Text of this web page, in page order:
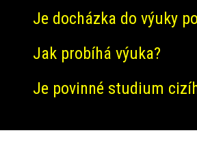
Je docházka do výuky
Jak probíhá výuka?
Je povinné studium